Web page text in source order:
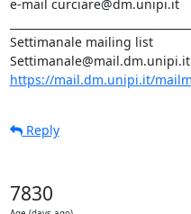
e-mail curciare@dm.unipi.it
Settimanale mailing list
Settimanale@mail.dm.unipi.it
https://mail.dm.unipi.it/
Reply
7830